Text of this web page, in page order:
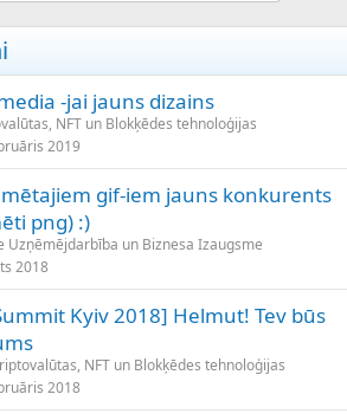
-jai jauns dizains
NFT un Blokķēdes tehnoloģijas
2019
gif-iem jauns konkurents
png) :)
Uzņēmējdarbība un Biznesa Izaugsme
2018
Kyiv 2018] Helmut! Tev būs
NFT un Blokķēdes tehnoloģijas
2018